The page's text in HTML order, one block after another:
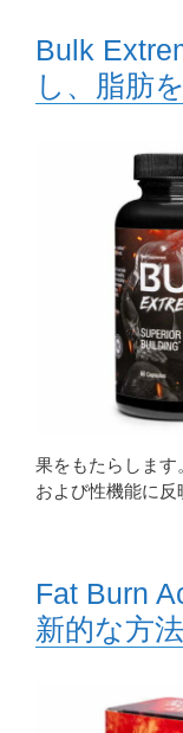
Bulk
し、脂肪
果をもたらします
および性機能に反
Fat Burn
新的な方法